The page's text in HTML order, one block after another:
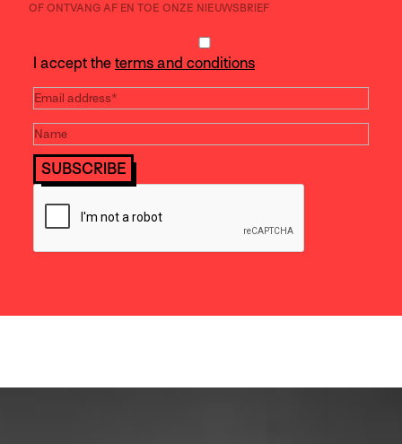
OF ONTVANG AF EN TOE ONZE NIEUWSBRIEF
I accept the terms and conditions
SUBSCRIBE